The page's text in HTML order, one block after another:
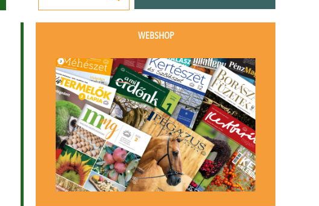
WEBSHOP